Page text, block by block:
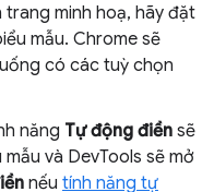
trang minh hoạ, hãy đặt
mẫu. Chrome sẽ
có các tuỳ chọn
năng Tự động điền sẽ
và DevTools sẽ mở
nếu tính năng tự